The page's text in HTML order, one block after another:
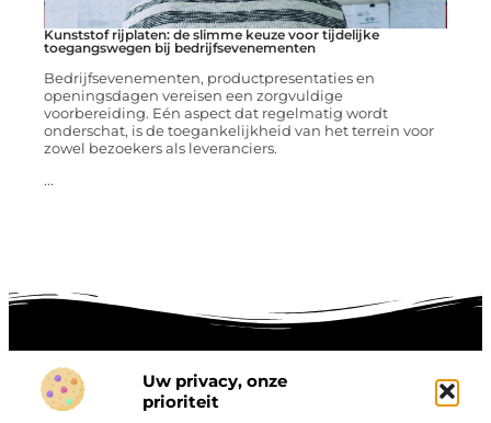
Uw privacy, onze
prioriteit
Kunststof rijplaten: de slimme keuze voor tijdelijke
toegangswegen bij bedrijfsevenementen
Bedrijfsevenementen, productpresentaties en
openingsdagen vereisen een zorgvuldige
voorbereiding. Eén aspect dat regelmatig wordt
onderschat, is de toegankelijkheid van het terrein voor
zowel bezoekers als leveranciers.
...
Onze informatie